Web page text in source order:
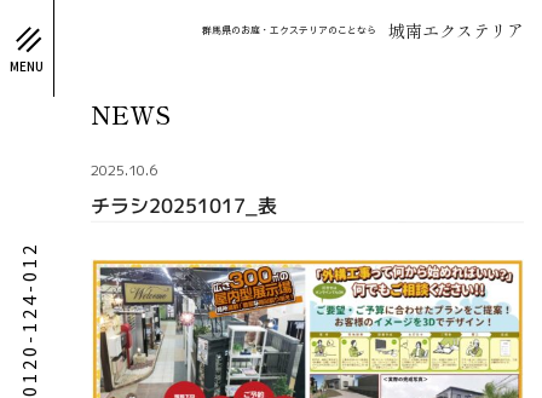
群馬県のお庭・エクステリアのことなら 城南エクステリア
MENU
0120-124-012
NEWS
2025.10.6
チラシ20251017_表